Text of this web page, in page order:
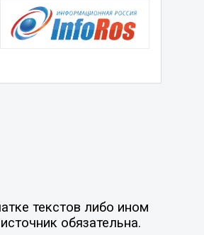
текстов либо ином
обязательна.